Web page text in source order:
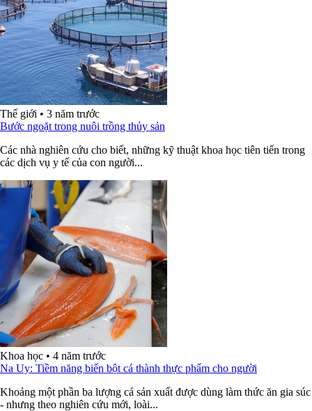
Thế giới • 3 năm trước
Bước ngoặt trong nuôi trồng thủy sản
Các nhà nghiên cứu cho biết, những kỹ thuật khoa học tiên tiến trong
các dịch vụ y tế của con người...
Khoa học • 4 năm trước
Na Uy: Tiềm năng biến bột cá thành thực phẩm cho người
Khoảng một phần ba lượng cá sản xuất được dùng làm thức ăn gia súc
- nhưng theo nghiên cứu mới, loài...